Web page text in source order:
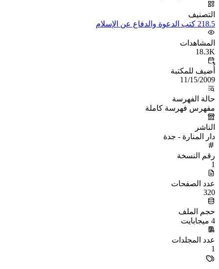
التصنيف
218.5 كتب الدعوة والدفاع عن الإسلام
المشاهدات
18.3K
أُضيف للمكتبة
11/15/2009
حالة الفهرسة
مفهرس فهرسة كاملة
الناشر
دار المنارة - جدة
رقم النسخة
1
عدد الصفحات
320
حجم الملف
4 ميجابايت
عدد المجلدات
1